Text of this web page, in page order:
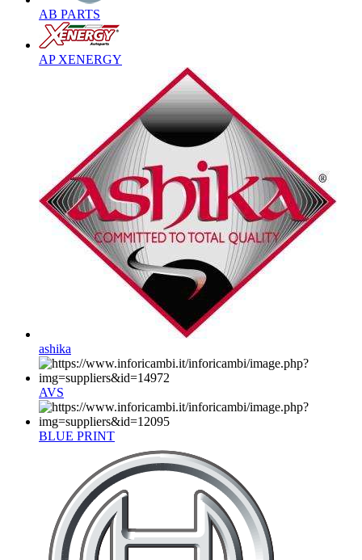
AB PARTS
AP XENERGY
ashika
AVS
BLUE PRINT